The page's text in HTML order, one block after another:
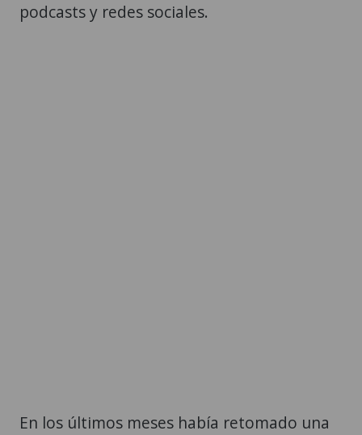
podcasts y redes sociales.
En los últimos meses había retomado una